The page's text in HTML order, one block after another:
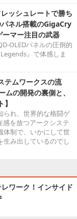
ッシュレートで勝ち
ネル搭載のGigaCry
ーマー注目の武器
OLEDパネルの圧倒的
』で体感しま
テムワークスの流
の開発の裏側と、
られ、世界的な格闘ゲ
感を放つアークシステ
体制で、いかにして世
み出しているのでし
ワーク！インサイド